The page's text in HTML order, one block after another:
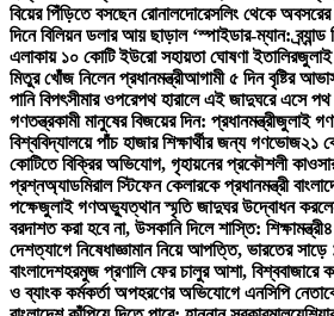
বিয়ের পিঁড়িতে বসছেন রোনালদোরেসলিং থেকে
দিনে বিলিয়ন ডলার আয় ছাড়াল ‘স্পাইডার-ম্যান: ব্র্যান্ড
এলাকায় ১০ কোটি ইউরো সহায়তা ঘোষণা ইতালির
মিতুর খোঁজ নিলেন প্রধানমন্ত্রীআগামী ৫ দিন বৃষ্টির
পানি বিপৎসীমার ওপরেপথ হারালে এই জাদুঘরে এসে
গণতন্ত্রকামী মানুষের বিজয়ের দিন: প্রধানমন্ত্রীজুলাই
বিশ্ববিদ্যালয়ে পাঁচ হাজার শিক্ষার্থীর জন্য গণভোজ২১
কোটিতে বিক্রির অভিযোগ, গৃহায়নের প্রকৌশলী
প্রশ্নঅ্যাডমিরাল স্টিফেন কেলারকে প্রধানমন্ত্রী
পক্ষেজুলাই গণঅভ্যুত্থান স্মৃতি জাদুঘর উদ্বোধন করলেন
বরদাশত করা হবে না, উসকানি দিলে শাস্তি: শিক্ষামন্ত্রী৪
দেশত্যাগে নিষেধাজ্ঞামান নিয়ে আপত্তি, ভারতের সাড়ে
বাংলাদেশহরমুজ প্রণালি ফের চালুর আশা, বিশ্ববাজারে
ও ব্যাংক কর্মকর্তা অপহরণের অভিযোগে এনসিপি